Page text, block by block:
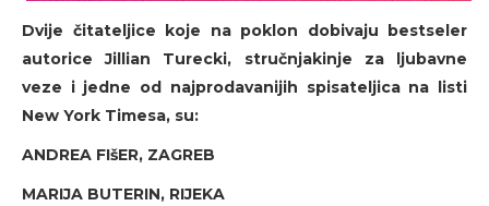
Dvije čitateljice koje na poklon dobivaju bestseler
autorice Jillian Turecki, stručnjakinje za ljubavne
veze i jedne od najprodavanijih spisateljica na listi
New York Timesa, su:
ANDREA FIšER, ZAGREB
MARIJA BUTERIN, RIJEKA